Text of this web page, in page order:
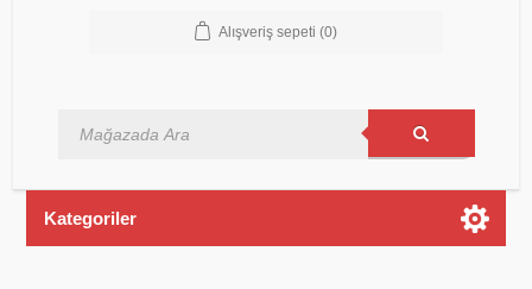
Alışveriş sepeti (0)
Kategoriler